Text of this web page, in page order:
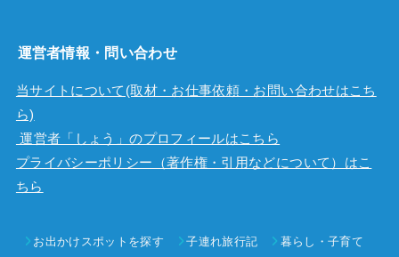
運営者情報・問い合わせ
当サイトについて(取材・お仕事依頼・お問い合わせはこち
ら)
運営者「しょう」のプロフィールはこちら
プライバシーポリシー（著作権・引用などについて）はこ
ちら
お出かけスポットを探す 子連れ旅行記
暮らし・子育て